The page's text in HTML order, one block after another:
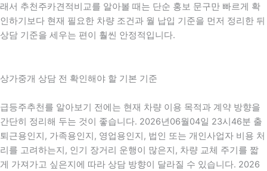
래서 추천주카견적비교를 알아볼 때는 단순 홍보 문구만 빠르게 확
인하기보다 현재 필요한 차량 조건과 월 납입 기준을 먼저 정리한 뒤
상담 기준을 세우는 편이 훨씬 안정적입니다.
상가중개 상담 전 확인해야 할 기본 기준
급등주추천를 알아보기 전에는 현재 차량 이용 목적과 계약 방향을
간단히 정리해 두는 것이 좋습니다. 2026년06월04일 23시46분 출
퇴근용인지, 가족용인지, 영업용인지, 법인 또는 개인사업자 비용 처
리를 고려하는지, 인기 장거리 운행이 많은지, 차량 교체 주기를 짧
게 가져가고 싶은지에 따라 상담 방향이 달라질 수 있습니다. 2026